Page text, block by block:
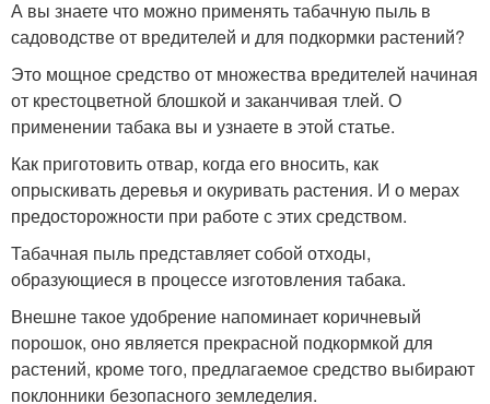
А вы знаете что можно применять табачную пыль в
садоводстве от вредителей и для подкормки растений?
Это мощное средство от множества вредителей начиная
от крестоцветной блошкой и заканчивая тлей. О
применении табака вы и узнаете в этой статье.
Как приготовить отвар, когда его вносить, как
опрыскивать деревья и окуривать растения. И о мерах
предосторожности при работе с этих средством.
Табачная пыль представляет собой отходы,
образующиеся в процессе изготовления табака.
Внешне такое удобрение напоминает коричневый
порошок, оно является прекрасной подкормкой для
растений, кроме того, предлагаемое средство выбирают
поклонники безопасного земледелия.